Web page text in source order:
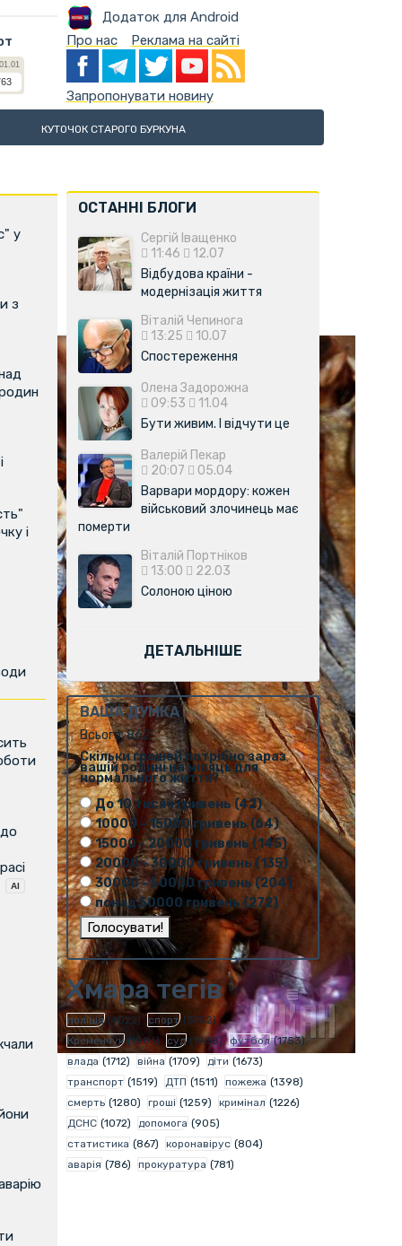
Додаток для Android
Про нас Реклама на сайті
Запропонувати новину
КУТОЧОК СТАРОГО БУРКУНА
у
з
і
ОСТАННІ БЛОГИ
Сергій Іващенко
11:46
12.07
Відбудова країни -
модернізація життя
Віталій Чепинога
13:25
10.07
Спостереження
Олена Задорожна
09:53
11.04
Бути живим. І відчути це
Валерій Пекар
20:07
05.04
Варвари мордору: кожен
військовий злочинець має
померти
Віталій Портніков
13:00
22.03
Солоною ціною
ДЕТАЛЬНІШЕ
ВАША ДУМКА
Всього: 862
Скільки грошей потрібно зараз
вашій родині на місяць для
нормального життя?
До 10 тисяч гривень (42)
10000 - 15000 гривень (64)
15000 - 20000 гривень (145)
20000 - 30000 гривень (135)
30000 - 50000 гривень (204)
понад 50000 гривень (272)
Хмара тегів
поліція(4022) спорт(3752)
Кременчук(1986) суд(1938) футбол(1753)
влада (1712) війна (1709) діти (1673)
транспорт (1519) ДТП (1511) пожежа (1398)
смерть (1280) гроші (1259) кримінал (1226)
ДСНС (1072) допомога (905)
статистика (867) коронавірус (804)
аварія (786) прокуратура (781)